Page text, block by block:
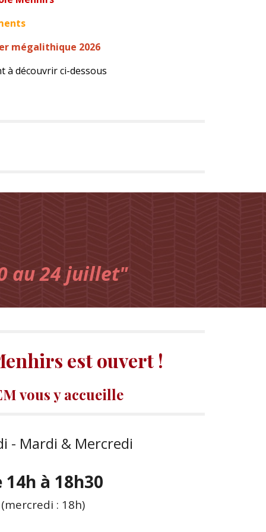
mégalithique 2026
à découvrir ci-dessous
au 24 juillet"
est ouvert !
vous y accueille
- Mardi & Mercredi
14h à 18h30
(mercredi : 18h)